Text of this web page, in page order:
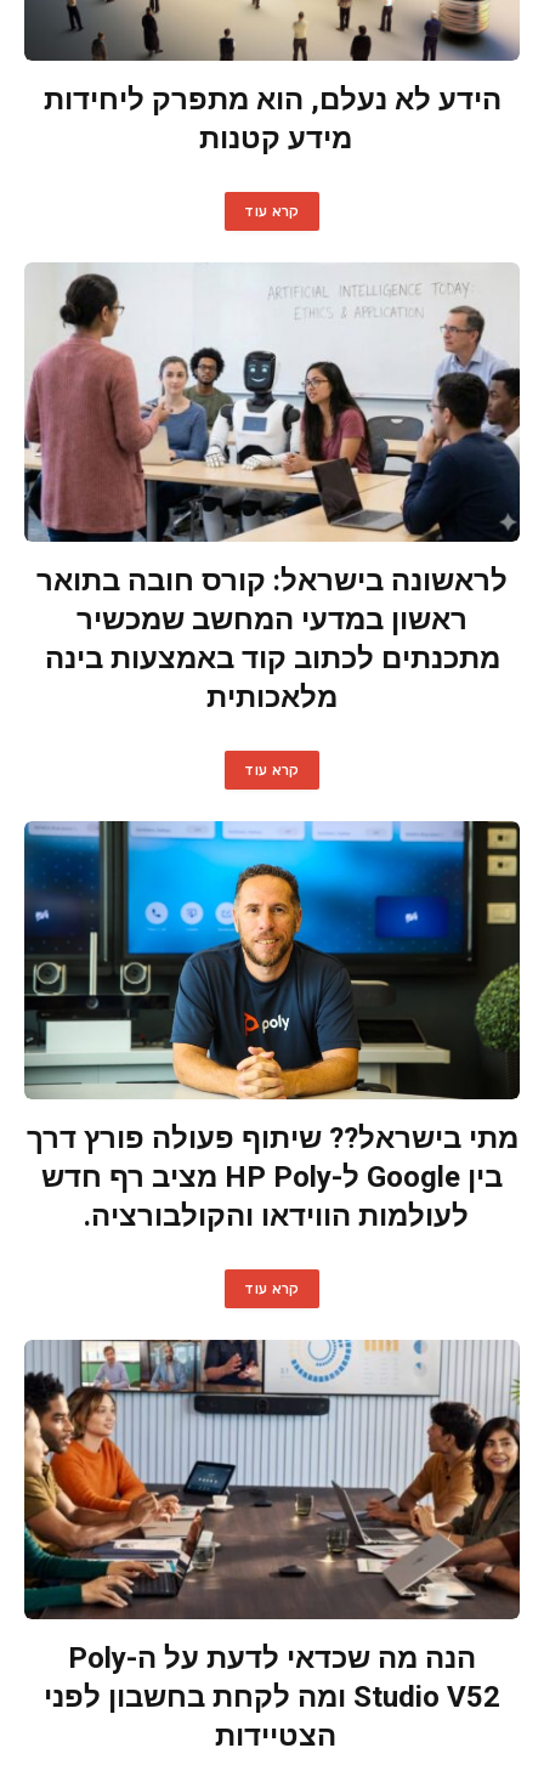
הידע לא נעלם, הוא מתפרק ליחידות
מידע קטנות
קרא עוד
לראשונה בישראל: קורס חובה בתואר
ראשון במדעי המחשב שמכשיר
מתכנתים לכתוב קוד באמצעות בינה
מלאכותית
קרא עוד
מתי בישראל?? שיתוף פעולה פורץ דרך
בין Google ל-HP Poly מציב רף חדש
לעולמות הווידאו והקולבורציה.
קרא עוד
הנה מה שכדאי לדעת על ה-Poly
Studio V52 ומה לקחת בחשבון לפני
הצטיידות